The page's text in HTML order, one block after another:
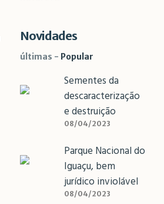
Novidades
últimas Popular
Sementes da
descaracterização
e destruição
08/04/2023
Parque Nacional do
Iguaçu, bem
jurídico inviolável
08/04/2023